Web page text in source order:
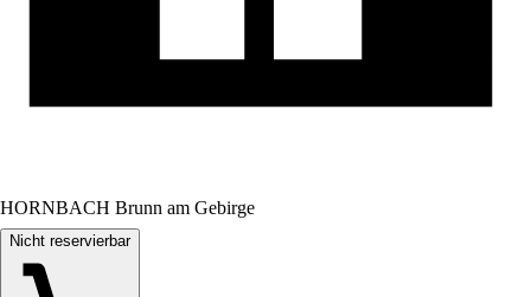
HORNBACH Brunn am Gebirge
Nicht reservierbar